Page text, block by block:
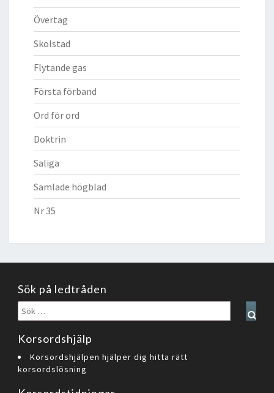
Övertag
Skolstad
Flytande gas
Första förband
Ord för ord
Doktrin
Saliga
Samlade högblad
Nr 35
Sök på ledtråden
Sök
efter:
Korsordshjälp
Korsordshjälpen hjälper dig hitta rätt
korsordslösning